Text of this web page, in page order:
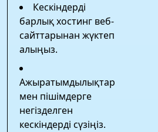
Кескіндерді
барлық хостинг веб-
сайттарынан жүктеп
алыңыз.
Ажыратымдылықтар
мен пішімдерге
негізделген
кескіндерді сүзіңіз.